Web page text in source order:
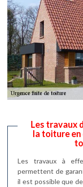
Les travaux
la toiture en
Les travaux à
permettent de
il est possible que